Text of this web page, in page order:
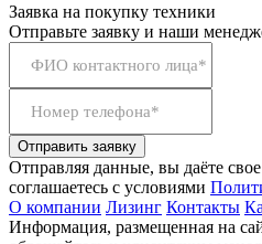
Заявка на покупку техники
Отправьте заявку и наши
ФИО контактного лица*
Номер телефона*
Отправить заявку
Отправляя данные, вы даёте
соглашаетесь с условиями
О компании Лизинг Контакты
Информация, размещенная на